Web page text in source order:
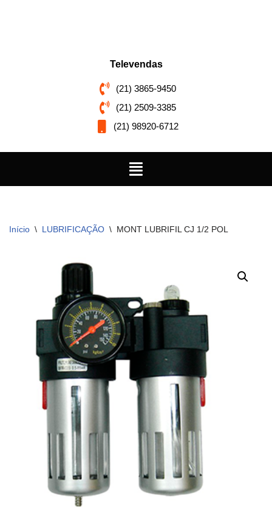
Televendas
(21) 3865-9450
(21) 2509-3385
(21) 98920-6712
Início \ LUBRIFICAÇÃO \ MONT LUBRIFIL CJ 1/2 POL